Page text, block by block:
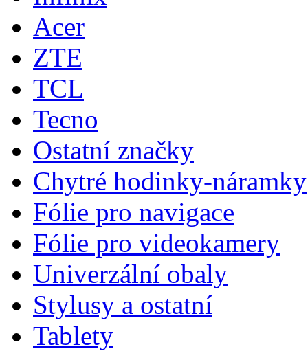
Acer
ZTE
TCL
Tecno
Ostatní značky
Chytré hodinky-náramky
Fólie pro navigace
Fólie pro videokamery
Univerzální obaly
Stylusy a ostatní
Tablety